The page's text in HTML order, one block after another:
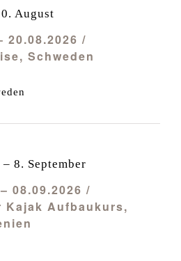
20.08.2026 /
Schweden
August
08.09.2026 /
Kajak Aufbaukurs,
– 8. September